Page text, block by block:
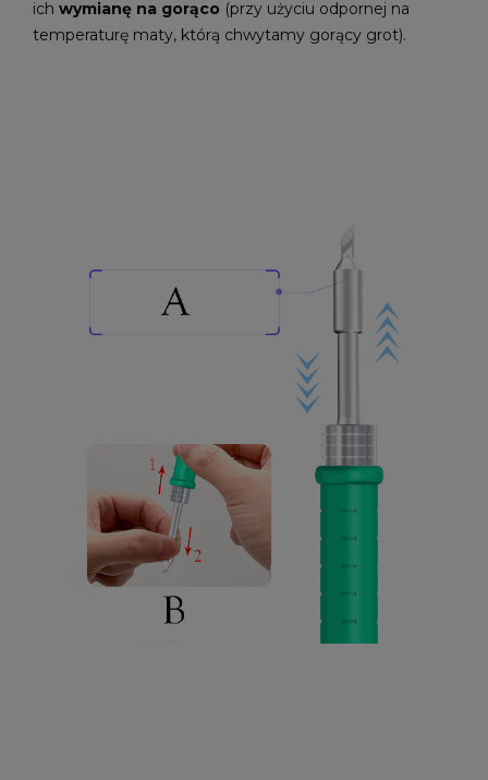
ich wymianę na gorąco (przy użyciu odpornej na
temperaturę maty, którą chwytamy gorący grot).